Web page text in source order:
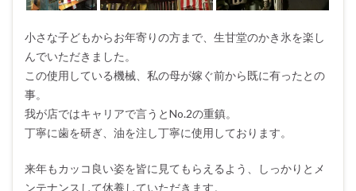
小さな子どもからお年寄りの方まで、生甘堂のかき氷を楽し
んでいただきました。
この使用している機械、私の母が嫁ぐ前から既に有ったとの
事。
我が店ではキャリアで言うとNo.2の重鎮。
丁寧に歯を研ぎ、油を注し丁寧に使用しております。
来年もカッコ良い姿を皆に見てもらえるよう、しっかりとメ
ンテナンスして休養していただきます。